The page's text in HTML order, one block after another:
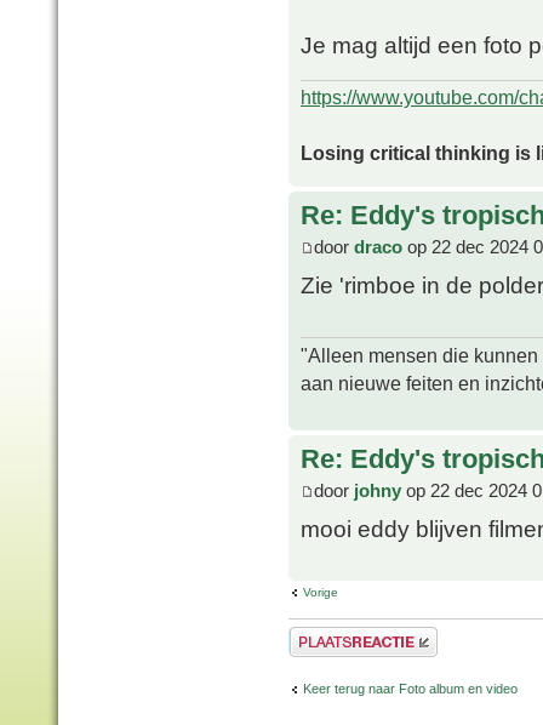
Je mag altijd een foto
https://www.youtube.com/
Losing critical thinking is
Re: Eddy's
door draco op 22 dec 2024
Zie 'rimboe in de
"Alleen mensen die
aan nieuwe feiten en
Re: Eddy's
door johny op 22 dec 2024
mooi eddy blijven
Vorige
Plaats een reactie
Keer terug naar Foto album en video